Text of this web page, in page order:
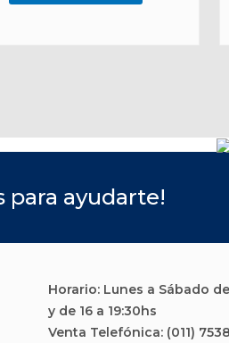
para ayudarte!
Horario: Lunes a Sábado
y de 16 a 19:30hs
Venta Telefónica: (011)